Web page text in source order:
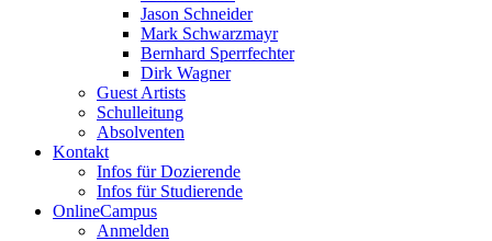
Jason Schneider
Mark Schwarzmayr
Bernhard Sperrfechter
Dirk Wagner
Guest Artists
Schulleitung
Absolventen
Kontakt
Infos für Dozierende
Infos für Studierende
OnlineCampus
Anmelden